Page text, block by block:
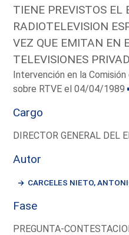
TIENE PREVISTOS EL
RADIOTELEVISION
VEZ QUE EMITAN EN
TELEVISIONES
Intervención en la
sobre RTVE el 04/04/1989
Cargo
DIRECTOR GENERAL DEL
Autor
CARCELES NIETO,
Fase
PREGUNTA-